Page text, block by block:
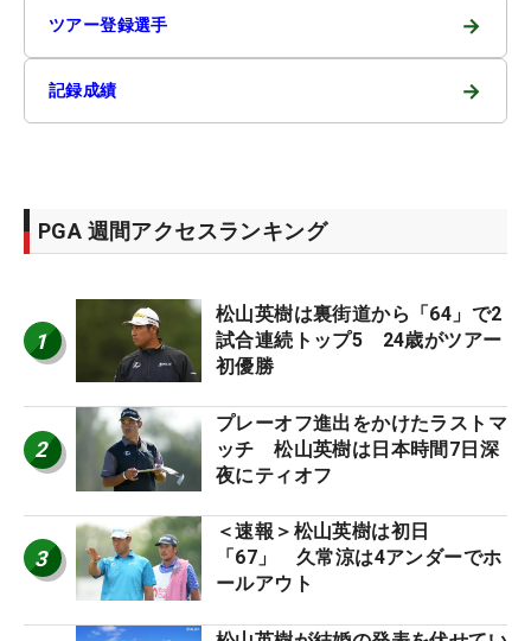
ツアー登録選手 →
記録成績 →
PGA 週間アクセスランキング
1
松山英樹は裏街道から「64」で2
試合連続トップ5 24歳がツアー
初優勝
2
プレーオフ進出をかけたラストマ
ッチ 松山英樹は日本時間7日深
夜にティオフ
3
＜速報＞松山英樹は初日
「67」 久常涼は4アンダーでホ
ールアウト